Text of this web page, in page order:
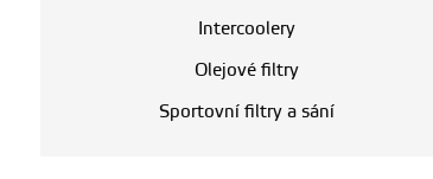
Intercoolery
Olejové filtry
Sportovní filtry a sání